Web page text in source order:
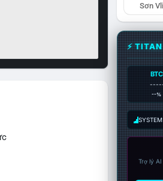
Sơn
⚡
BTC
--%
Trợ lý